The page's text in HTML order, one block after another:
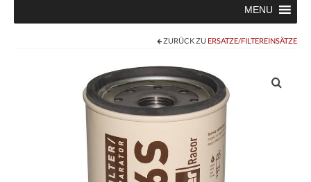
MENU
ZURÜCK ZU ERSATZE/FILTEREINSÄTZE